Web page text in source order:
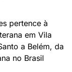
pertence à
em Vila
a Belém, da
no Brasil